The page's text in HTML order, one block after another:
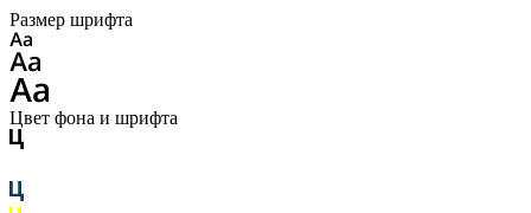
Размер шрифта
Цвет фона и шрифта